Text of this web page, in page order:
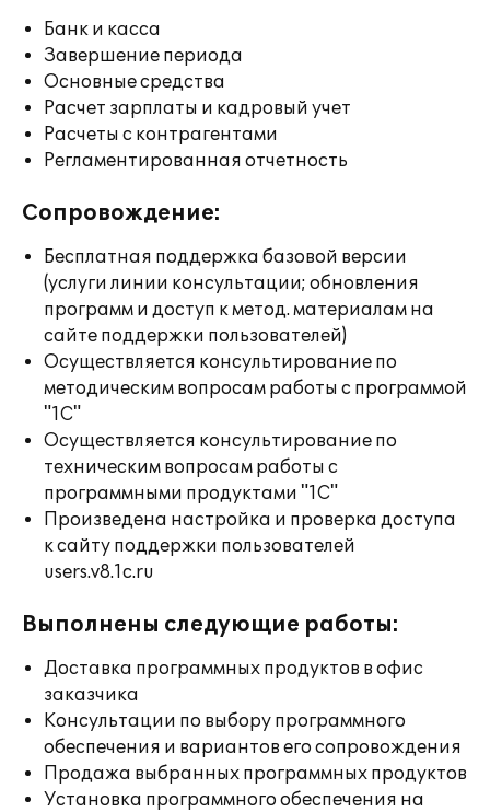
Банк и касса
Завершение периода
Основные средства
Расчет зарплаты и кадровый учет
Расчеты с контрагентами
Регламентированная отчетность
Сопровождение:
Бесплатная поддержка базовой версии
(услуги линии консультации; обновления
программ и доступ к метод. материалам на
сайте поддержки пользователей)
Осуществляется консультирование по
методическим вопросам работы с программой
"1С"
Осуществляется консультирование по
техническим вопросам работы с
программными продуктами "1С"
Произведена настройка и проверка доступа
к сайту поддержки пользователей
users.v8.1c.ru
Выполнены следующие работы:
Доставка программных продуктов в офис
заказчика
Консультации по выбору программного
обеспечения и вариантов его сопровождения
Продажа выбранных программных продуктов
Установка программного обеспечения на